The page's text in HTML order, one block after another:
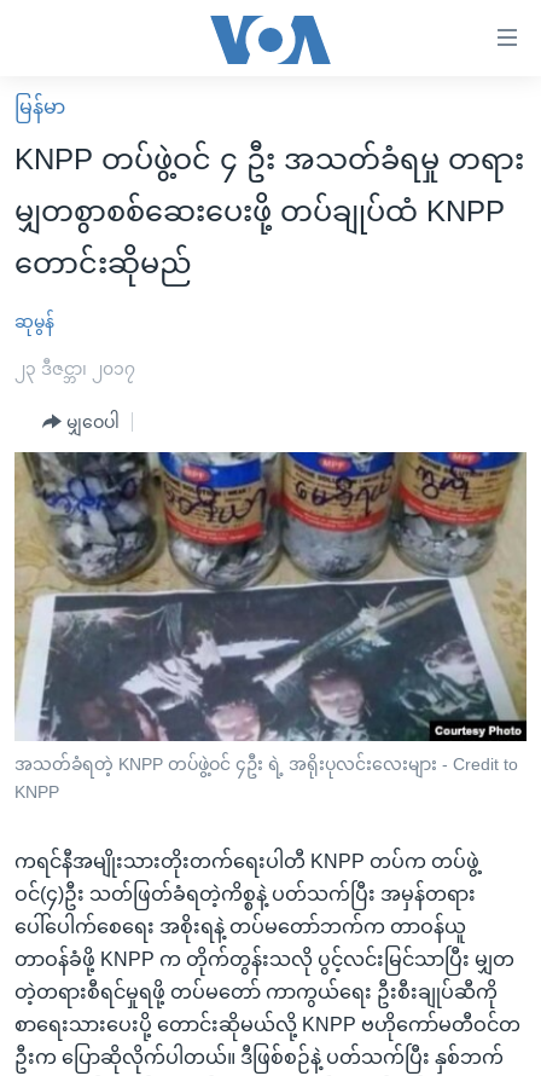
လွယ်ကူ
စေ
Link
များ
ပင်မ
သို့
ကျော်
ကြည့်
အ
စာမျက်နှာ
သို့
ကျော်
ကြည့်
ရန်
ရှာဖွေ
သို့
ကျော်
ရန်
မူလစာမျက်နှာ
မြန်မာ
ကမ္ဘာ့သတင်းများ
နိုင်ငံတကာ
အစ္စရေး-ပါလက်စတိုင်း
ဗွီဒီယို
အင်္ဂလိပ်စာလေ့လာမယ်
အမေရိကန်သုံးအီဒီယံ
မကြေးမုံရဲ့ အင်္ဂလိပ်စာ
ရုပ်ရှင်ထဲက အင်္ဂလိပ်စာ
သုတပဒေသာ အင်္ဂလိပ်စာ
အပတ်စဉ်ကဏ္ဍများ
ရေဒီယို
တီဗွီ
ရေဒီယိုနှင့်ရုပ်သံ အချက်အလက်များ
ရေဒီယို/တီဗွီအစီအစဉ်
Learning English
ဗွီအိုအေ လူမှုကွန်ယက်များ
ဘာသာစကားများ
မြန်မာ
KNPP တပ်ဖွဲ့ဝင် ၄ ဦး အသတ်ခံရမှု တရား
မျှတစွာစစ်ဆေးပေးဖို့ တပ်ချုပ်ထံ KNPP
တောင်းဆိုမည်
ဆုမွန်
၂၃ ဒီဇင္ဘာ၊ ၂၀၁၇
မျှဝေပါ
အသတ်ခံရတဲ့ KNPP တပ်ဖွဲ့ဝင် ၄ဦး ရဲ့ အရိုးပုလင်းလေးများ - Credit to
KNPP
ကရင်နီအမျိုးသားတိုးတက်ရေးပါတီ KNPP တပ်က တပ်ဖွဲ့
ဝင်(၄)ဦး သတ်ဖြတ်ခံရတဲ့ကိစ္စနဲ့ ပတ်သက်ပြီး အမှန်တရား
ပေါ်ပေါက်စေရေး အစိုးရနဲ့ တပ်မတော်ဘက်က တာဝန်ယူ
တာဝန်ခံဖို့ KNPP က တိုက်တွန်းသလို ပွင့်လင်းမြင်သာပြီး မျှတ
တဲ့တရားစီရင်မှုရဖို့ တပ်မတော် ကာကွယ်ရေး ဦးစီးချုပ်ဆီကို
စာရေးသားပေးပို့ တောင်းဆိုမယ်လို့ KNPP ဗဟိုကော်မတီဝင်တ
ဦးက ပြောဆိုလိုက်ပါတယ်။ ဒီဖြစ်စဉ်နဲ့ ပတ်သက်ပြီး နှစ်ဘက်